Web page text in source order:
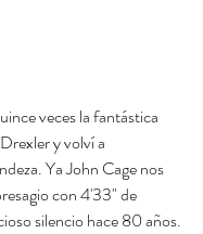
veces la fantástica
y volví a
Ya John Cage nos
con 4'33" de
silencio hace 80 años.